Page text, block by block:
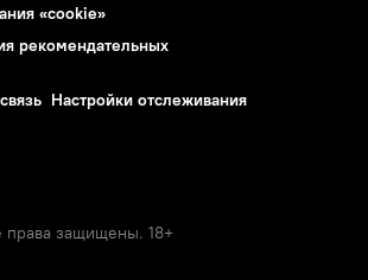
«cookie»
рекомендательных
Настройки отслеживания
защищены. 18+